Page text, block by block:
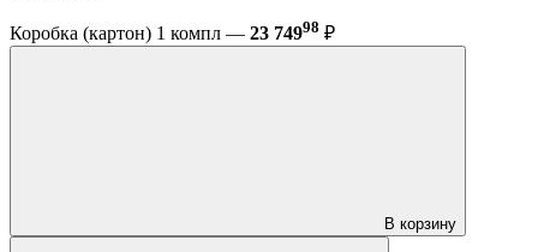
Коробка (картон) 1 компл — 23 74998 ₽
В корзину